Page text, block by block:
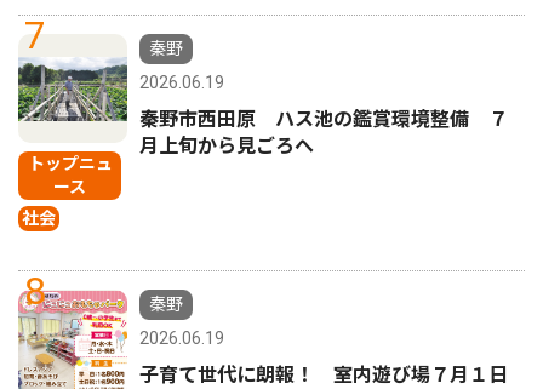
7
トップニュ
ース
社会
秦野
2026.06.19
秦野市西田原 ハス池の鑑賞環境整備 ７
月上旬から見ごろへ
8
秦野
2026.06.19
子育て世代に朗報！ 室内遊び場７月１日